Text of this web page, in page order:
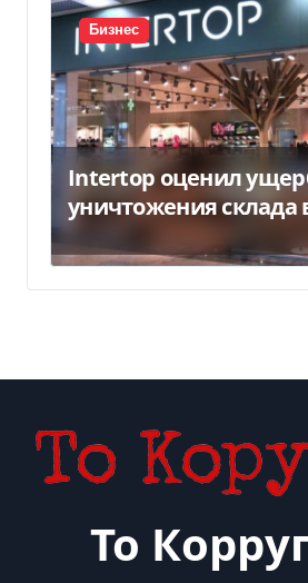
Бизнес
Intertop оценил
уничтожения склада
450 млн грн
То